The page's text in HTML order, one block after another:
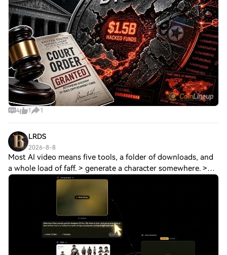
4 1 1
LRDS
2026-8-8
Most AI video means five tools, a folder of downloads, and
a whole load of faff. > generate a character somewhere. >
take it somewhere else for a scene > somewhere else again
to animate it > edit it i